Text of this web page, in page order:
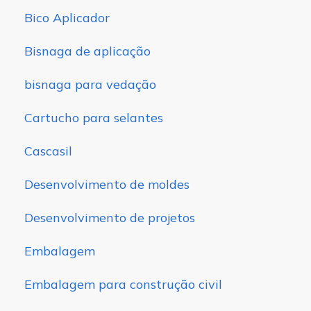
Bico Aplicador
Bisnaga de aplicação
bisnaga para vedação
Cartucho para selantes
Cascasil
Desenvolvimento de moldes
Desenvolvimento de projetos
Embalagem
Embalagem para construção civil